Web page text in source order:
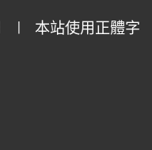
本站使用正體字